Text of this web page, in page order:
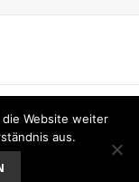
Website weiter
aus.